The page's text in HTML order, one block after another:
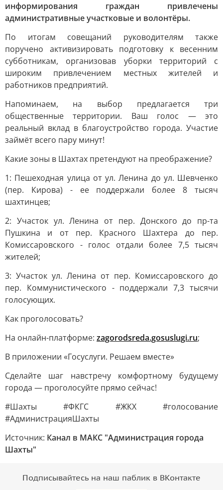
информирования граждан привлечены
административные участковые и волонтёры.
По итогам совещаний руководителям также
поручено активизировать подготовку к весенним
субботникам, организовав уборки территорий с
широким привлечением местных жителей и
работников предприятий.
Напоминаем, на выбор предлагается три
общественные территории. Ваш голос — это
реальный вклад в благоустройство города. Участие
займёт всего пару минут!
Какие зоны в Шахтах претендуют на преображение?
1: Пешеходная улица от ул. Ленина до ул. Шевченко
(пер. Кирова) - ее поддержали более 8 тысяч
шахтинцев;
2: Участок ул. Ленина от пер. Донского до пр-та
Пушкина и от пер. Красного Шахтера до пер.
Комиссаровского - голос отдали более 7,5 тысяч
жителей;
3: Участок ул. Ленина от пер. Комиссаровского до
пер. Коммунистического - поддержали 7,3 тысячи
голосующих.
Как проголосовать?
На онлайн-платформе: zagorodsreda.gosuslugi.ru;
В приложении «Госуслуги. Решаем вместе»
Сделайте шаг навстречу комфортному будущему
города — проголосуйте прямо сейчас!
#Шахты #ФКГС #ЖКХ #голосование
#АдминистрацияШахты
Источник: Канал в МАКС "Администрация города
Шахты"
Подписывайтесь на наш паблик в ВКонтакте